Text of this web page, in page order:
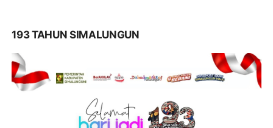
193 TAHUN SIMALUNGUN